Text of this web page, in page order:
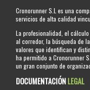
Cronorunner S.L es una
servicios de alta calidad
La profesionalidad, el
al corredor, la búsqueda de
valores que identifican y
ha permitido a Cronorunner
un gran conjunto de
DOCUMENTACIÓNLEGAL